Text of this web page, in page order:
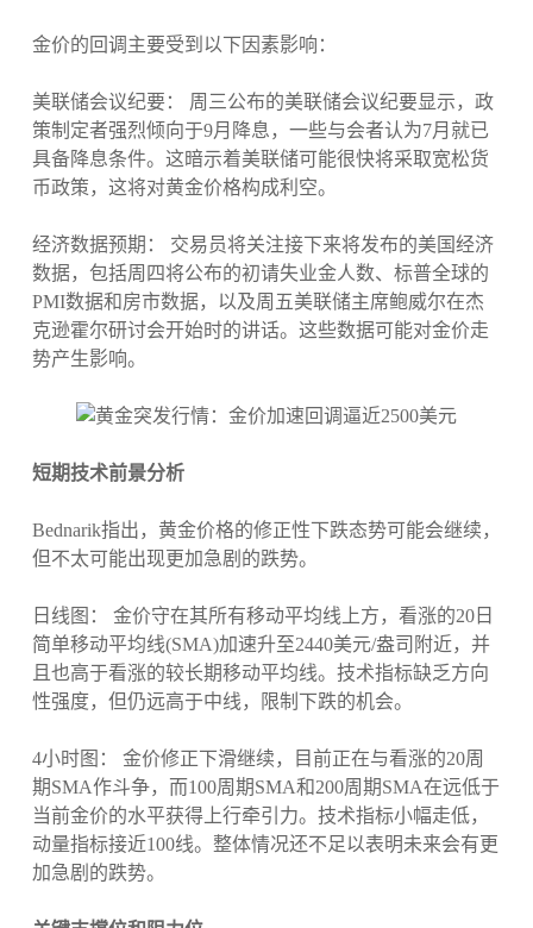
金价的回调主要受到以下因素影响：
美联储会议纪要： 周三公布的美联储会议纪要显示，政
策制定者强烈倾向于9月降息，一些与会者认为7月就已
具备降息条件。这暗示着美联储可能很快将采取宽松货
币政策，这将对黄金价格构成利空。
经济数据预期： 交易员将关注接下来将发布的美国经济
数据，包括周四将公布的初请失业金人数、标普全球的
PMI数据和房市数据，以及周五美联储主席鲍威尔在杰
克逊霍尔研讨会开始时的讲话。这些数据可能对金价走
势产生影响。
短期技术前景分析
Bednarik指出，黄金价格的修正性下跌态势可能会继续，
但不太可能出现更加急剧的跌势。
日线图： 金价守在其所有移动平均线上方，看涨的20日
简单移动平均线(SMA)加速升至2440美元/盎司附近，并
且也高于看涨的较长期移动平均线。技术指标缺乏方向
性强度，但仍远高于中线，限制下跌的机会。
4小时图： 金价修正下滑继续，目前正在与看涨的20周
期SMA作斗争，而100周期SMA和200周期SMA在远低于
当前金价的水平获得上行牵引力。技术指标小幅走低，
动量指标接近100线。整体情况还不足以表明未来会有更
加急剧的跌势。